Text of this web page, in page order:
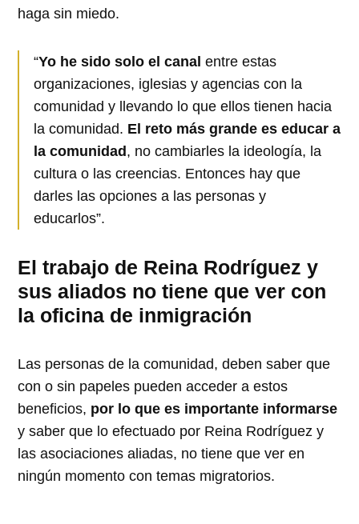
haga sin miedo.
“Yo he sido solo el canal entre estas
organizaciones, iglesias y agencias con la
comunidad y llevando lo que ellos tienen hacia
la comunidad. El reto más grande es educar a
la comunidad, no cambiarles la ideología, la
cultura o las creencias. Entonces hay que
darles las opciones a las personas y
educarlos”.
El trabajo de Reina Rodríguez y
sus aliados no tiene que ver con
la oficina de inmigración
Las personas de la comunidad, deben saber que
con o sin papeles pueden acceder a estos
beneficios, por lo que es importante informarse
y saber que lo efectuado por Reina Rodríguez y
las asociaciones aliadas, no tiene que ver en
ningún momento con temas migratorios.